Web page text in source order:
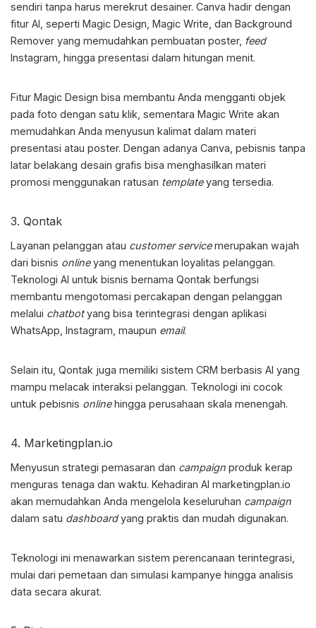
sendiri tanpa harus merekrut desainer. Canva hadir dengan
fitur AI, seperti Magic Design, Magic Write, dan Background
Remover yang memudahkan pembuatan poster, feed
Instagram, hingga presentasi dalam hitungan menit.
Fitur Magic Design bisa membantu Anda mengganti objek
pada foto dengan satu klik, sementara Magic Write akan
memudahkan Anda menyusun kalimat dalam materi
presentasi atau poster. Dengan adanya Canva, pebisnis tanpa
latar belakang desain grafis bisa menghasilkan materi
promosi menggunakan ratusan templateyang tersedia.
3. Qontak
Layanan pelanggan atau customer servicemerupakan wajah
dari bisnis onlineyang menentukan loyalitas pelanggan.
Teknologi AI untuk bisnis bernama Qontak berfungsi
membantu mengotomasi percakapan dengan pelanggan
melalui chatbotyang bisa terintegrasi dengan aplikasi
WhatsApp, Instagram, maupun email.
Selain itu, Qontak juga memiliki sistem CRM berbasis AI yang
mampu melacak interaksi pelanggan. Teknologi ini cocok
untuk pebisnis onlinehingga perusahaan skala menengah.
4. Marketingplan.io
Menyusun strategi pemasaran dan campaign produk kerap
menguras tenaga dan waktu. Kehadiran AI marketingplan.io
akan memudahkan Anda mengelola keseluruhan campaign
dalam satu dashboardyang praktis dan mudah digunakan.
Teknologi ini menawarkan sistem perencanaan terintegrasi,
mulai dari pemetaan dan simulasi kampanye hingga analisis
data secara akurat.